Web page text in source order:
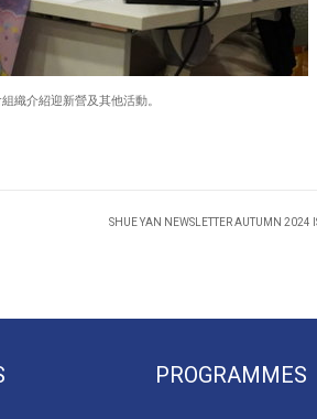
織介紹迎新營及其他活動。
SHUE YAN NEWSLETTER AUTUMN 2024
PROGRAMMES